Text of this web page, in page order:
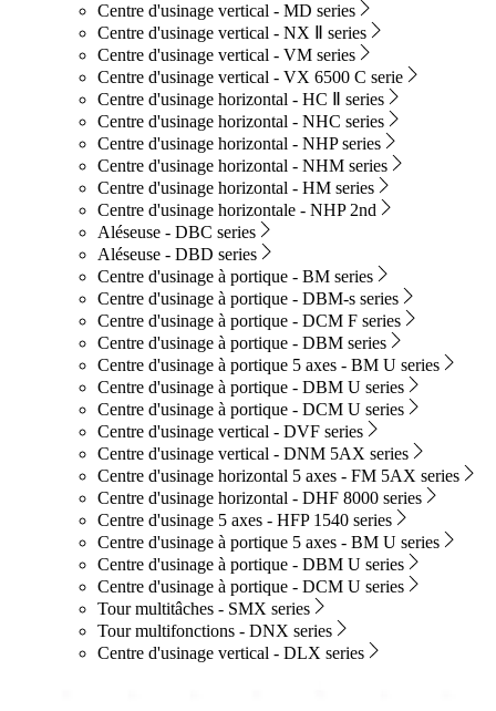
Centre d'usinage vertical - MD series
Centre d'usinage vertical - NX Ⅱ series
Centre d'usinage vertical - VM series
Centre d'usinage vertical - VX 6500 C serie
Centre d'usinage horizontal - HC Ⅱ series
Centre d'usinage horizontal - NHC series
Centre d'usinage horizontal - NHP series
Centre d'usinage horizontal - NHM series
Centre d'usinage horizontal - HM series
Centre d'usinage horizontale - NHP 2nd
Aléseuse - DBC series
Aléseuse - DBD series
Centre d'usinage à portique - BM series
Centre d'usinage à portique - DBM-s series
Centre d'usinage à portique - DCM F series
Centre d'usinage à portique - DBM series
Centre d'usinage à portique 5 axes - BM U series
Centre d'usinage à portique - DBM U series
Centre d'usinage à portique - DCM U series
Centre d'usinage vertical - DVF series
Centre d'usinage vertical - DNM 5AX series
Centre d'usinage horizontal 5 axes - FM 5AX series
Centre d'usinage horizontal - DHF 8000 series
Centre d'usinage 5 axes - HFP 1540 series
Centre d'usinage à portique 5 axes - BM U series
Centre d'usinage à portique - DBM U series
Centre d'usinage à portique - DCM U series
Tour multitâches - SMX series
Tour multifonctions - DNX series
Centre d'usinage vertical - DLX series